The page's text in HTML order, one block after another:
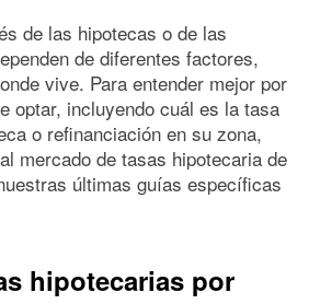
de las hipotecas o de las
de diferentes factores,
vive. Para entender mejor por
optar, incluyendo cuál es la tasa
o refinanciación en su zona,
mercado de tasas hipotecaria de
últimas guías específicas
hipotecarias por